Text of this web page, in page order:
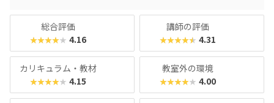
総合評価
★★★★★ 4.16
講師の評価
★★★★★ 4.31
カリキュラム・教材
★★★★★ 4.15
教室外の環境
★★★★★ 4.00